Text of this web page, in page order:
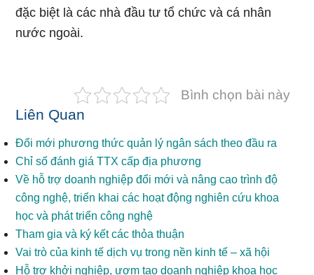
đặc biệt là các nhà đầu tư tổ chức và cá nhân
nước ngoài.
Bình chọn bài này
Liên Quan
Đổi mới phương thức quản lý ngân sách theo đầu ra
Chỉ số đánh giá TTX cấp địa phương
Về hỗ trợ doanh nghiệp đổi mới và nâng cao trình độ
công nghệ, triển khai các hoạt động nghiên cứu khoa
học và phát triển công nghệ
Tham gia và ký kết các thỏa thuận
Vai trò của kinh tế dịch vụ trong nền kinh tế – xã hội
Hỗ trợ khởi nghiệp, ươm tạo doanh nghiệp khoa học